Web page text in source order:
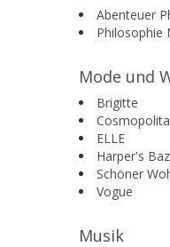
Abenteuer
Philosophie
Mode und
Brigitte
ELLE
Harper's
Schöner
Vogue
Musik